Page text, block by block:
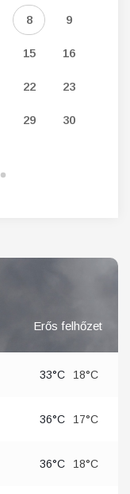
8 9
15 16
22 23
29 30
Erős felhőzet
33°C 18°C
36°C 17°C
36°C 18°C